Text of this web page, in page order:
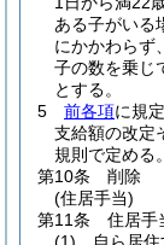
ある子がいる
にかかわらず
子の数を乗じ
とする。
5
前各項に規
支給額の改定
規則で定める。
第10条
削除
(住居手当)
第11条
住居手